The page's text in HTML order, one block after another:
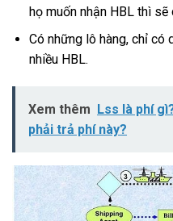
họ muốn nhận HBL thì
Có những lô hàng, chỉ có
nhiều HBL.
Xem thêm
Lss là phí
phải trả phí này?